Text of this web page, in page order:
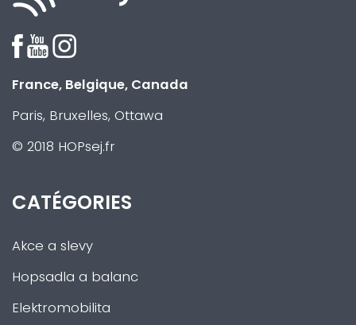
France, Belgique, Canada
Paris, Bruxelles, Ottawa
© 2018 HOPsej.fr
CATÉGORIES
Akce a slevy
Hopsadla a balanc
Elektromobilita